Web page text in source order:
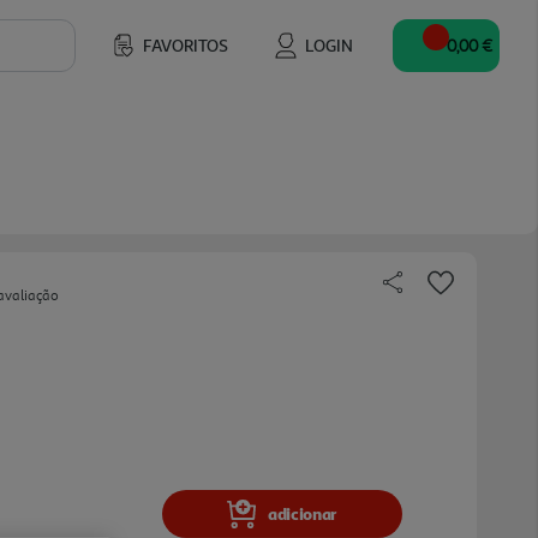
FAVORITOS LOGIN 0,00 €
adicionar